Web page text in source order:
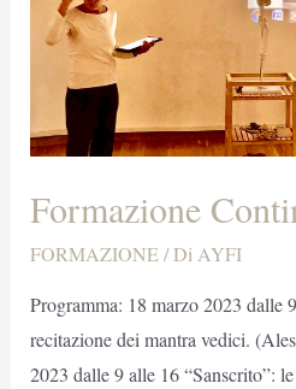
Formazione
FORMAZIONE/ DiAYFI
Programma: 18 marzo 2023 dalle
recitazione dei mantra vedici.
2023 dalle 9 alle 16 “Sanscrito”: